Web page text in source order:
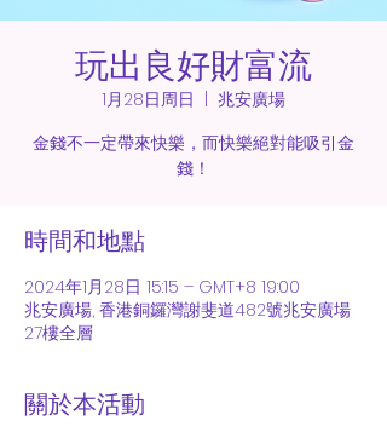
玩出良好財富流
1月28日周日
兆安廣場
金錢不一定帶來快樂，而快樂絕對能吸引金
錢！
時間和地點
2024年1月28日 15:15 – GMT+8 19:00
兆安廣場, 香港銅鑼灣謝斐道482號兆安廣場
27樓全層
關於本活動